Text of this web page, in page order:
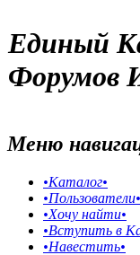
Единый
Форумов
Меню
•Каталог•
•Пользователи•
•Хочу найти•
•Вступить в
•Навестить•